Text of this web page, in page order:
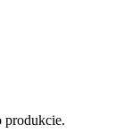
produkcie.